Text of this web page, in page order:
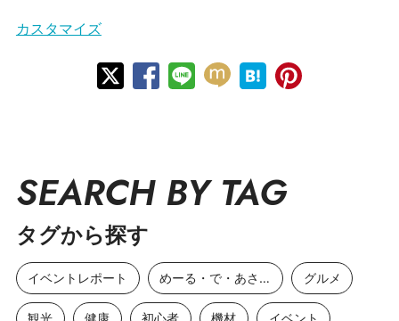
カスタマイズ
SEARCH BY TAG
タグから探す
イベントレポート めーる・で・あさひ グルメ
観光 健康 初心者 機材 イベント